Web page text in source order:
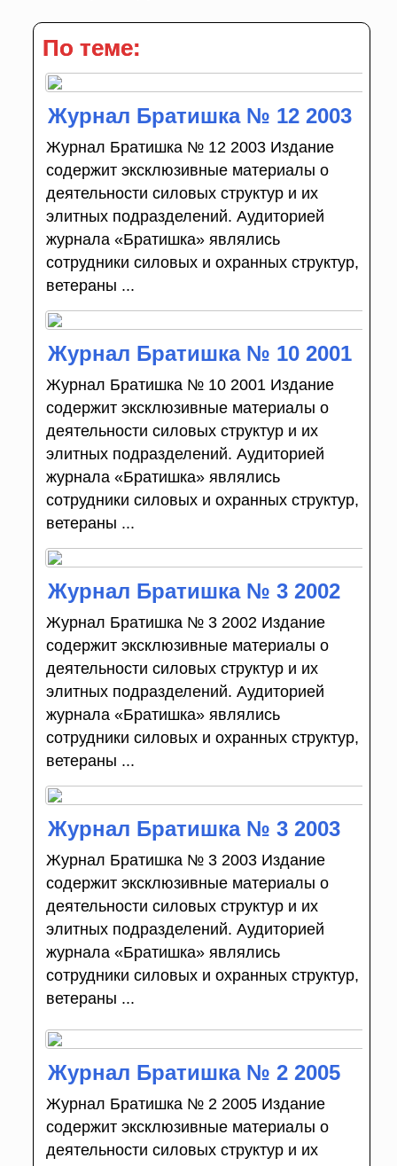
По теме:
Журнал Братишка № 12 2003
Журнал Братишка № 12 2003 Издание
содержит эксклюзивные материалы о
деятельности силовых структур и их
элитных подразделений. Аудиторией
журнала «Братишка» являлись
сотрудники силовых и охранных структур,
ветераны ...
Журнал Братишка № 10 2001
Журнал Братишка № 10 2001 Издание
содержит эксклюзивные материалы о
деятельности силовых структур и их
элитных подразделений. Аудиторией
журнала «Братишка» являлись
сотрудники силовых и охранных структур,
ветераны ...
Журнал Братишка № 3 2002
Журнал Братишка № 3 2002 Издание
содержит эксклюзивные материалы о
деятельности силовых структур и их
элитных подразделений. Аудиторией
журнала «Братишка» являлись
сотрудники силовых и охранных структур,
ветераны ...
Журнал Братишка № 3 2003
Журнал Братишка № 3 2003 Издание
содержит эксклюзивные материалы о
деятельности силовых структур и их
элитных подразделений. Аудиторией
журнала «Братишка» являлись
сотрудники силовых и охранных структур,
ветераны ...
Журнал Братишка № 2 2005
Журнал Братишка № 2 2005 Издание
содержит эксклюзивные материалы о
деятельности силовых структур и их